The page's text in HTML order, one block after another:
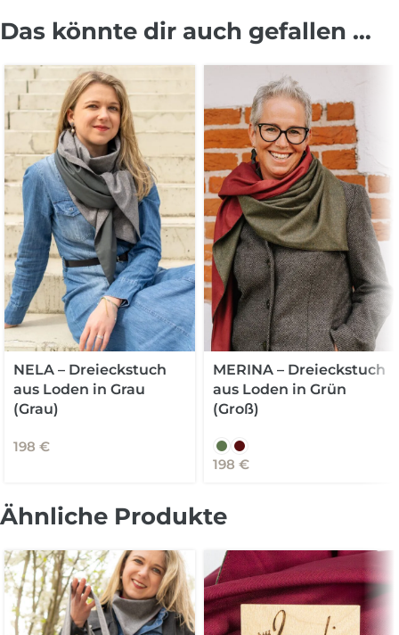
Das könnte dir auch gefallen …
NELA – Dreieckstuch
aus Loden in Grau
(Grau)
198 €
MERINA – Dreieckstuch
aus Loden in Grün
(Groß)
198 €
Ähnliche Produkte